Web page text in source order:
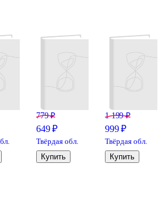
779 ₽
649 ₽
Твёрдая обл.
Купить
1 199 ₽
999 ₽
Твёрдая обл.
Купить